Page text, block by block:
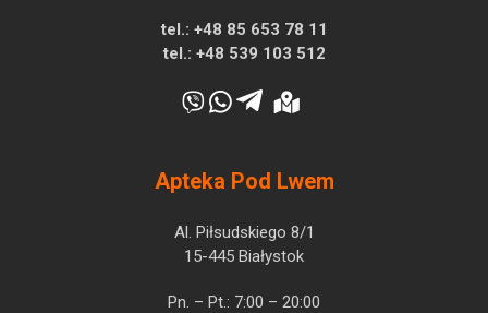
tel.: +48 85 653 78 11
tel.: +48 539 103 512
Apteka Pod Lwem
Al. Piłsudskiego 8/1
15-445 Białystok
Pn. – Pt.: 7:00 – 20:00